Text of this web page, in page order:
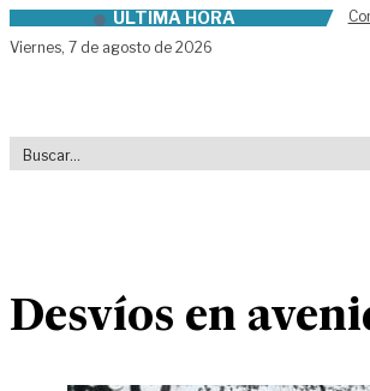
Skip to contentÚLTIMA HORA
Viernes, 7 de agosto de 2026
Desvíos en